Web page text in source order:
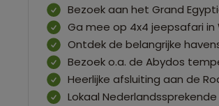
Bezoek aan het Grand
Ga mee op 4x4 jeepsafari in
Ontdek de belangrijke
Bezoek o.a. de Abydos
Heerlijke afsluiting aan de
Lokaal